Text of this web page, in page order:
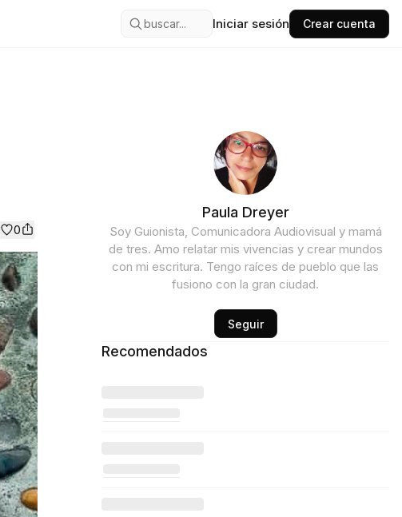
buscar... Iniciar sesión Crear cuenta
0
Paula Dreyer
Soy Guionista, Comunicadora Audiovisual y mamá
de tres. Amo relatar mis vivencias y crear mundos
con mi escritura. Tengo raíces de pueblo que las
fusiono con la gran ciudad.
Seguir
Recomendados